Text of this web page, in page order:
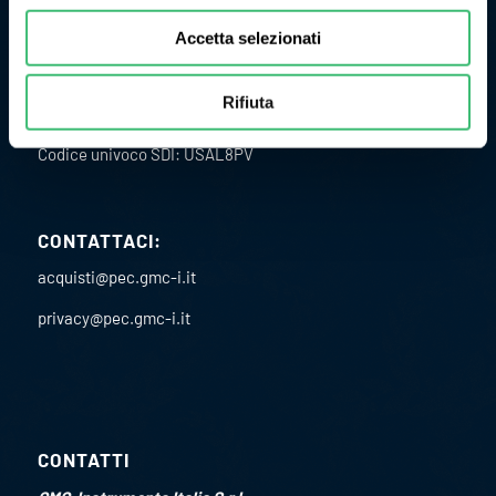
Accetta selezionati
Rifiuta
ULTERIORI INFORMAZIONI
C.F. 02891610582
Codice univoco SDI: USAL8PV
CONTATTACI:
acquisti@pec.gmc-i.it
privacy@pec.gmc-i.it
CONTATTI